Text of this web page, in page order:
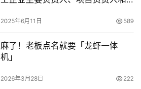
纲》的通知
2025年6月11日 589
麻了！老板点名就要「龙虾一体
机」
2026年3月28日 222